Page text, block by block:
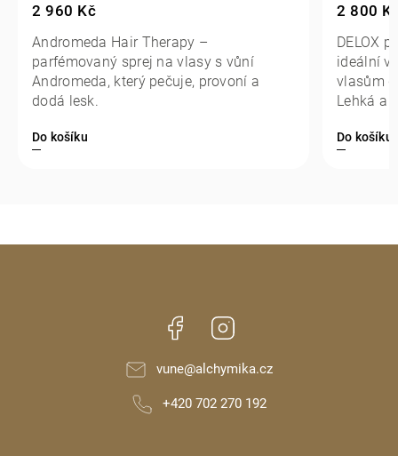
2 960 Kč
Do košíku
Andromeda Hair Therapy –
parfémovaný sprej na vlasy s vůní
Andromeda, který pečuje, provoní a
dodá lesk.
2 800
Do košíku
DELOX
ideální
vlasům
Lehká a
Facebook
vune@alchymika.cz
+420 702 270 192